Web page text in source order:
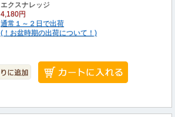
エクスナレッジ
4,180円
通常１～２日で出荷
(！お盆時期の出荷について！)